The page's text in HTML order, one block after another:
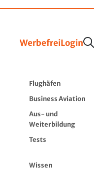
WerbefreiLogin
Flughäfen
Business Aviation
Aus- und
Weiterbildung
Tests
Wissen